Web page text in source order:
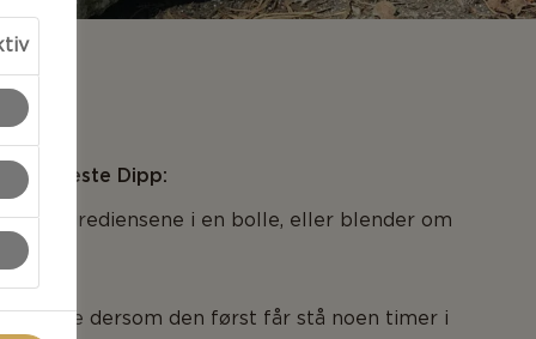
Diggeste Dipp:
alle ingrediensene i en bolle, eller blender om
bedre dersom den først får stå noen timer i